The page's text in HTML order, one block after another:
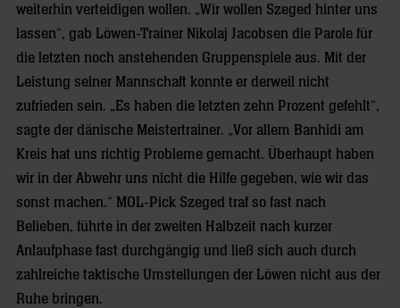
weiterhin verteidigen wollen. „Wir wollen Szeged hinter uns
lassen“, gab Löwen-Trainer Nikolaj Jacobsen die Parole für
die letzten noch anstehenden Gruppenspiele aus. Mit der
Leistung seiner Mannschaft konnte er derweil nicht
zufrieden sein. „Es haben die letzten zehn Prozent gefehlt“,
sagte der dänische Meistertrainer. „Vor allem Banhidi am
Kreis hat uns richtig Probleme gemacht. Überhaupt haben
wir in der Abwehr uns nicht die Hilfe gegeben, wie wir das
sonst machen.“ MOL-Pick Szeged traf so fast nach
Belieben, führte in der zweiten Halbzeit nach kurzer
Anlaufphase fast durchgängig und ließ sich auch durch
zahlreiche taktische Umstellungen der Löwen nicht aus der
Ruhe bringen.